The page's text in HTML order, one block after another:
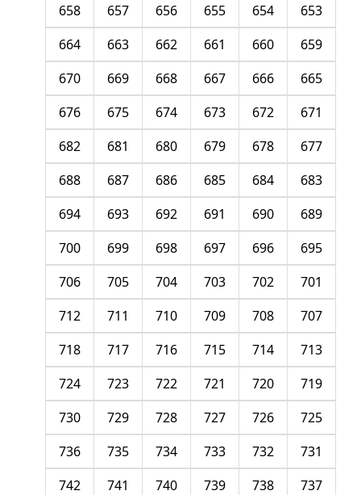
653
654
655
656
657
658
659
660
661
662
663
664
665
666
667
668
669
670
671
672
673
674
675
676
677
678
679
680
681
682
683
684
685
686
687
688
689
690
691
692
693
694
695
696
697
698
699
700
701
702
703
704
705
706
707
708
709
710
711
712
713
714
715
716
717
718
719
720
721
722
723
724
725
726
727
728
729
730
731
732
733
734
735
736
737
738
739
740
741
742